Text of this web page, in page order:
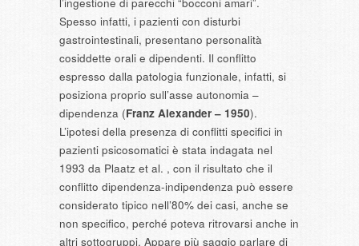
Spesso infatti, i pazienti con disturbi
gastrointestinali, presentano personalità
cosiddette orali e dipendenti. Il conflitto
espresso dalla patologia funzionale, infatti, si
posiziona proprio sull’asse autonomia –
dipendenza (Franz Alexander – 1950).
L’ipotesi della presenza di conflitti specifici in
pazienti psicosomatici è stata indagata nel
1993 da Plaatz et al. , con il risultato che il
conflitto dipendenza-indipendenza può essere
considerato tipico nell’80% dei casi, anche se
non specifico, perché poteva ritrovarsi anche in
altri sottogruppi. Appare più saggio parlare di